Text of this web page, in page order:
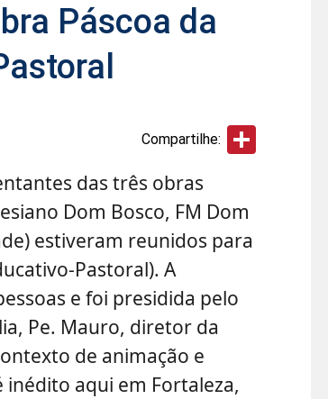
Páscoa da
Compartilhe:
das três obras
Dom Bosco, FM Dom
estiveram reunidos para
Pastoral). A
e foi presidida pelo
Pe. Mauro, diretor da
de animação e
aqui em Fortaleza,